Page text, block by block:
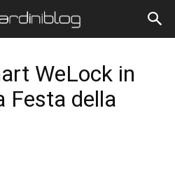
WeLock in
Festa della